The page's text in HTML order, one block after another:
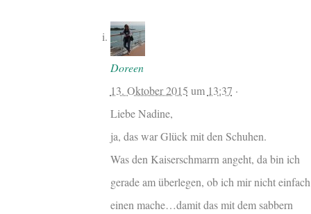
Doreen
13. Oktober 2015 um 13:37 ·
Liebe Nadine,
ja, das war Glück mit den Schuhen.
Was den Kaiserschmarrn angeht, da bin ich
gerade am überlegen, ob ich mir nicht einfach
einen mache…damit das mit dem sabbern